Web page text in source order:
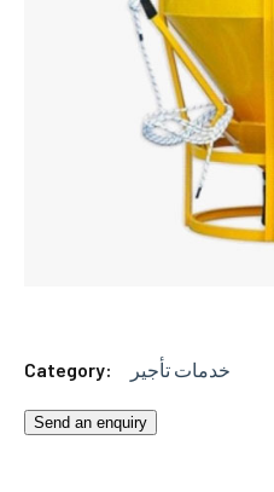
Category: خدمات تأجير
Send an enquiry